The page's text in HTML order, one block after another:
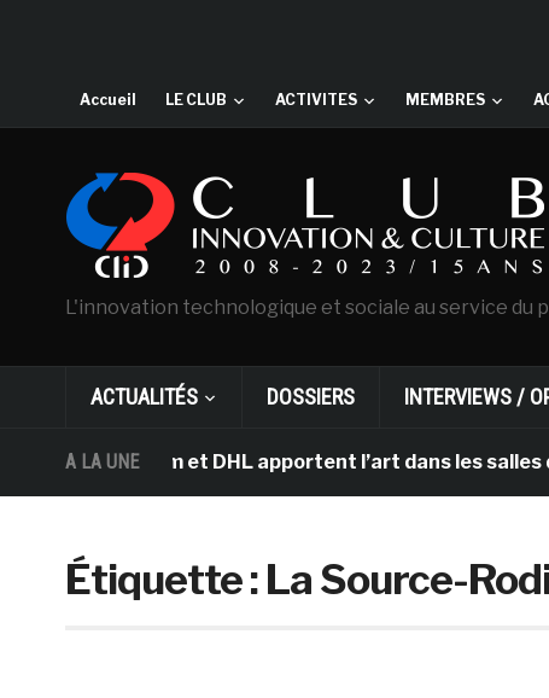
Accueil LE CLUB ACTIVITES MEMBRES
L'innovation technologique et sociale au service du
ACTUALITÉS DOSSIERS INTERVIEWS /
A LA UNEet DHL apportent l’art dans les salles de
Étiquette :La Source-